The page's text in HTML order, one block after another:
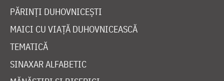
MĂNĂSTIRI ȘI BISERICI
CALENDAR ORTODOX
WIDGET DOXOLOGIA
RADIO DOXOLOGIA